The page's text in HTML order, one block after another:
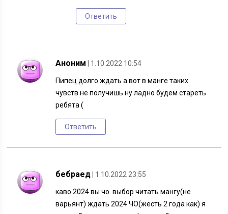
Ответить
Аноним | 1.10.2022 10:54
Пипец долго ждать а вот в манге таких
чувств не получишь ну ладно будем стареть
ребята (
Ответить
бебраед | 1.10.2022 23:55
каво 2024 вы чо. выбор читать мангу(не
варьянт) ждать 2024 ЧО(жесть 2 года как) я